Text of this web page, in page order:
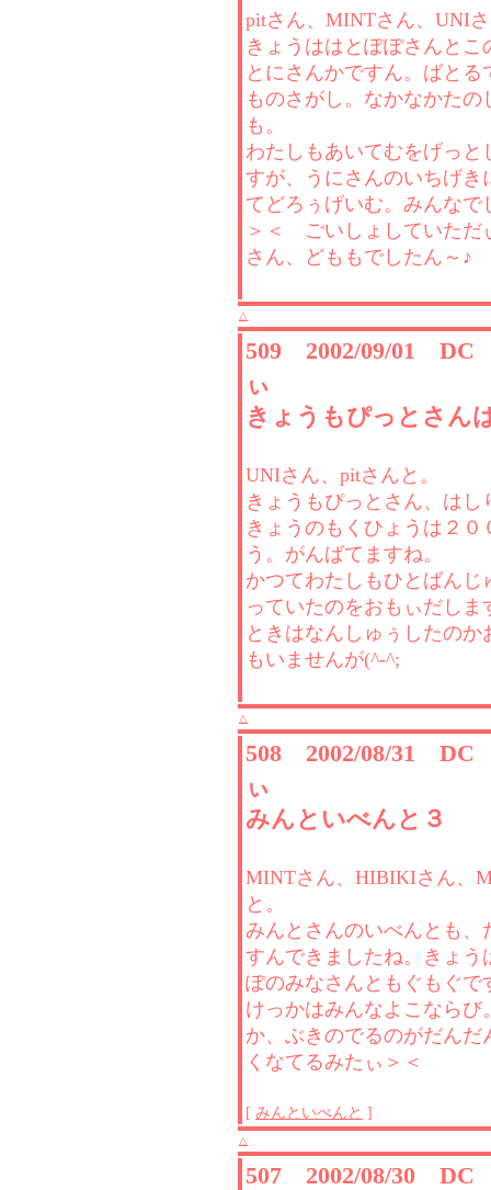
pitさん、MINTさん、UNI
きょうははとぽぽさんとこ
とにさんかですん。ばとる
ものさがし。なかなかたの
も。
わたしもあいてむをげっと
すが、うにさんのいちげき
てどろぅげいむ。みんなで
＞＜ ごいしょしていただ
さん、どももでしたん～♪
△
509 2002/09/01
ぃ
きょうもぴっとさん
UNIさん、pitさんと。
きょうもぴっとさん、はし
きょうのもくひょうは２０
う。がんばてますね。
かつてわたしもひとばんじ
っていたのをおもぃだしま
ときはなんしゅぅしたのか
もいませんが(^-^;
△
508 2002/08/31
ぃ
みんといべんと３
MINTさん、HIBIKIさん、
と。
みんとさんのいべんとも、
すんできましたね。きょう
ぽのみなさんともぐもぐで
けっかはみんなよこならび
か、ぶきのでるのがだんだ
くなてるみたぃ＞＜
[ みんといべんと ]
△
507 2002/08/30